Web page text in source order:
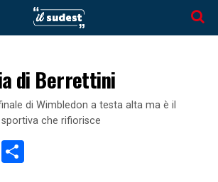
di Berrettini
di Wimbledon a testa alta ma è il
che rifiorisce
Condividi